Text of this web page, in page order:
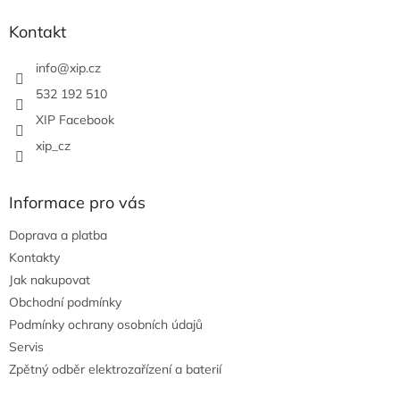
Kontakt
info@xip.cz
532 192 510
XIP Facebook
xip_cz
Informace pro vás
Doprava a platba
Kontakty
Jak nakupovat
Obchodní podmínky
Podmínky ochrany osobních údajů
Servis
Zpětný odběr elektrozařízení a baterií